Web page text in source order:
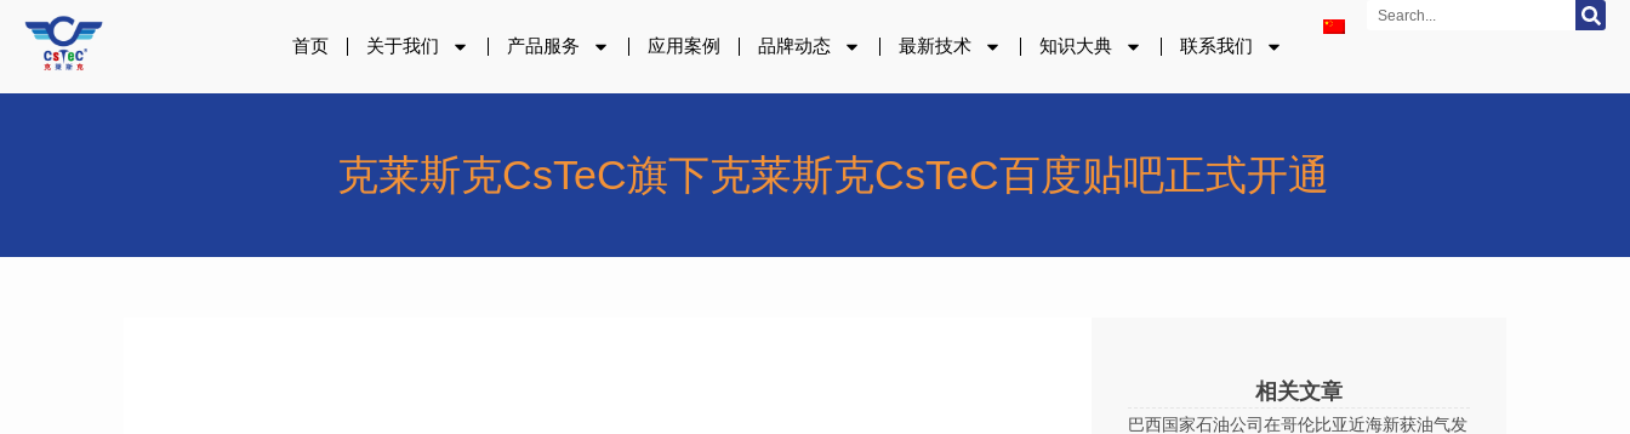
容
首页 关于我们 产品服务 应用案例 品牌动态 最新技术 知识大典 联系我们
Search
克莱斯克CsTeC旗下克莱斯克CsTeC百度贴吧正式开通
相关文章
巴西国家石油公司在哥伦比亚近海新获油气发